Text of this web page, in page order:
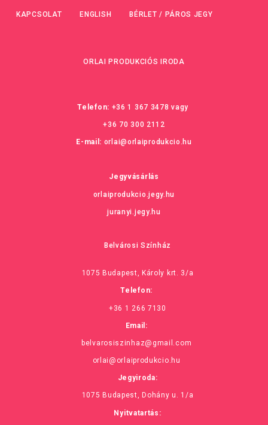
KAPCSOLAT ENGLISH BÉRLET / PÁROS JEGY
ORLAI PRODUKCIÓS IRODA
Telefon: +36 1 367 3478 vagy
+36 70 300 2112
E-mail: orlai@orlaiprodukcio.hu
Jegyvásárlás
orlaiprodukcio.jegy.hu
juranyi.jegy.hu
Belvárosi Színház
1075 Budapest, Károly krt. 3/a
Telefon:
+36 1 266 7130
Email:
belvarosiszinhaz@gmail.com
orlai@orlaiprodukcio.hu
Jegyiroda:
1075 Budapest, Dohány u. 1/a
Nyitvatartás: